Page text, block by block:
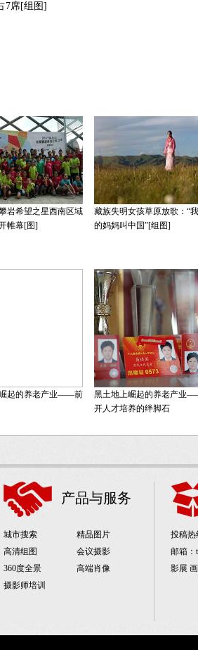
7席[组图]